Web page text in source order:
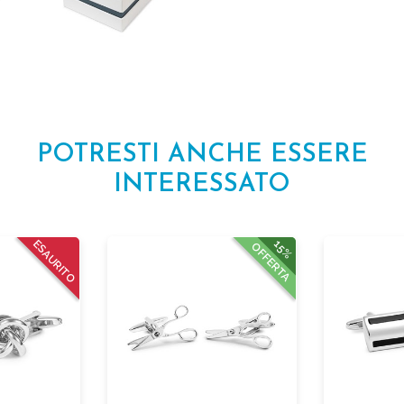
POTRESTI ANCHE ESSERE
INTERESSATO
ESAURITO 15%
OFFERTA